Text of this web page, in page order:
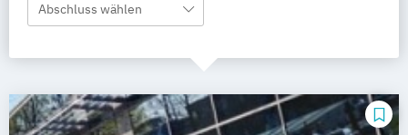
Abschluss wählen